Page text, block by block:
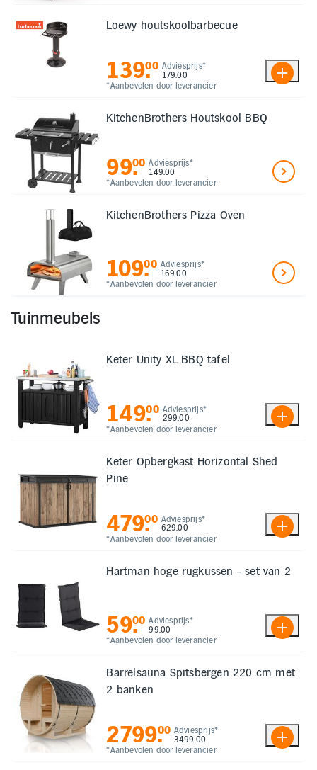
Loewy houtskoolbarbecue
Adviesprijs*
179.00
*Aanbevolen door leverancier
139.
00
KitchenBrothers Houtskool BBQ
Adviesprijs*
149.00
*Aanbevolen door leverancier
99.
00
KitchenBrothers Pizza Oven
Adviesprijs*
169.00
*Aanbevolen door leverancier
109.
00
Tuinmeubels
Keter Unity XL BBQ tafel
Adviesprijs*
299.00
*Aanbevolen door leverancier
149.
00
Keter Opbergkast Horizontal Shed
Pine
Adviesprijs*
629.00
*Aanbevolen door leverancier
479.
00
Hartman hoge rugkussen - set van 2
Adviesprijs*
99.00
*Aanbevolen door leverancier
59.
00
Barrelsauna Spitsbergen 220 cm met
2 banken
Adviesprijs*
3499.00
*Aanbevolen door leverancier
2799.
00